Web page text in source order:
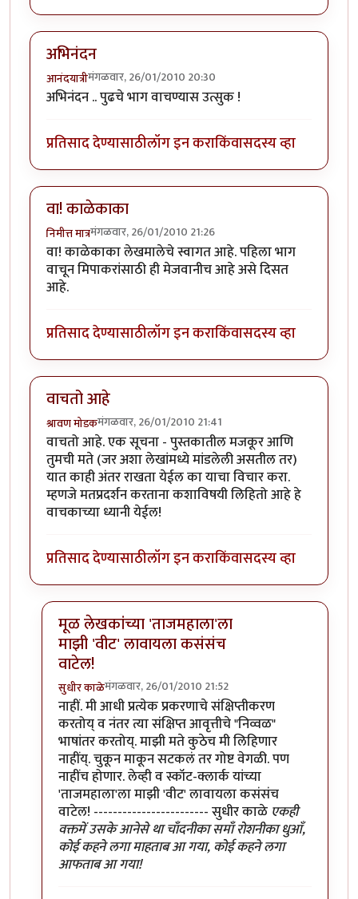
अभिनंदन
आनंदयात्रीमंगळवार, 26/01/2010 20:30
अभिनंदन .. पुढचे भाग वाचण्यास उत्सुक !
प्रतिसाद देण्यासाठीलॉग इन कराकिंवासदस्य व्हा
वा! काळेकाका
निमीत्त मात्रमंगळवार, 26/01/2010 21:26
वा! काळेकाका लेखमालेचे स्वागत आहे. पहिला भाग
वाचून मिपाकरांसाठी ही मेजवानीच आहे असे दिसत
आहे.
प्रतिसाद देण्यासाठीलॉग इन कराकिंवासदस्य व्हा
वाचतो आहे
श्रावण मोडकमंगळवार, 26/01/2010 21:41
वाचतो आहे. एक सूचना - पुस्तकातील मजकूर आणि
तुमची मते (जर अशा लेखांमध्ये मांडलेली असतील तर)
यात काही अंतर राखता येईल का याचा विचार करा.
म्हणजे मतप्रदर्शन करताना कशाविषयी लिहितो आहे हे
वाचकाच्या ध्यानी येईल!
प्रतिसाद देण्यासाठीलॉग इन कराकिंवासदस्य व्हा
मूळ लेखकांच्या 'ताजमहाला'ला
माझी 'वीट' लावायला कसंसंच
वाटेल!
सुधीर काळेमंगळवार, 26/01/2010 21:52
In reply toवाचतो आहेbyश्रावण मोडक
नाहीं. मी आधी प्रत्येक प्रकरणाचे संक्षिप्तीकरण
करतोय् व नंतर त्या संक्षिप्त आवृत्तीचे "निव्वळ"
भाषांतर करतोय्. माझी मते कुठेच मी लिहिणार
नाहींय्. चुकून माकून सटकलं तर गोष्ट वेगळी. पण
नाहींच होणार. लेव्ही व स्कॉट-क्लार्क यांच्या
'ताजमहाला'ला माझी 'वीट' लावायला कसंसंच
वाटेल! ------------------------ सुधीर काळे एकही
वक्तमें उसके आनेसे था चाँदनीका समाँ रोशनीका धुआँ,
कोई कहने लगा माहताब आ गया, कोई कहने लगा
आफताब आ गया!